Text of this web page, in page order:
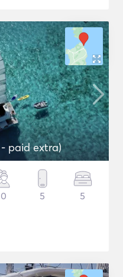
paid extra)
5 5